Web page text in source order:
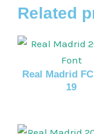
Related
Real Madrid
19